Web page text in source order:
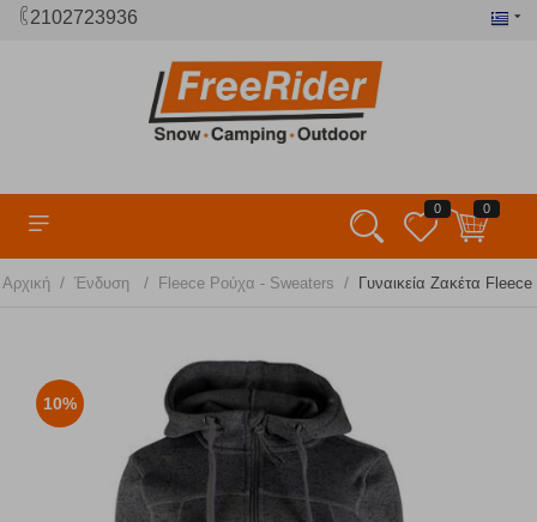
2102723936
0 0
Αρχική / Ένδυση / Fleece Ρούχα - Sweaters / Γυναικεία Ζακέτα
10%